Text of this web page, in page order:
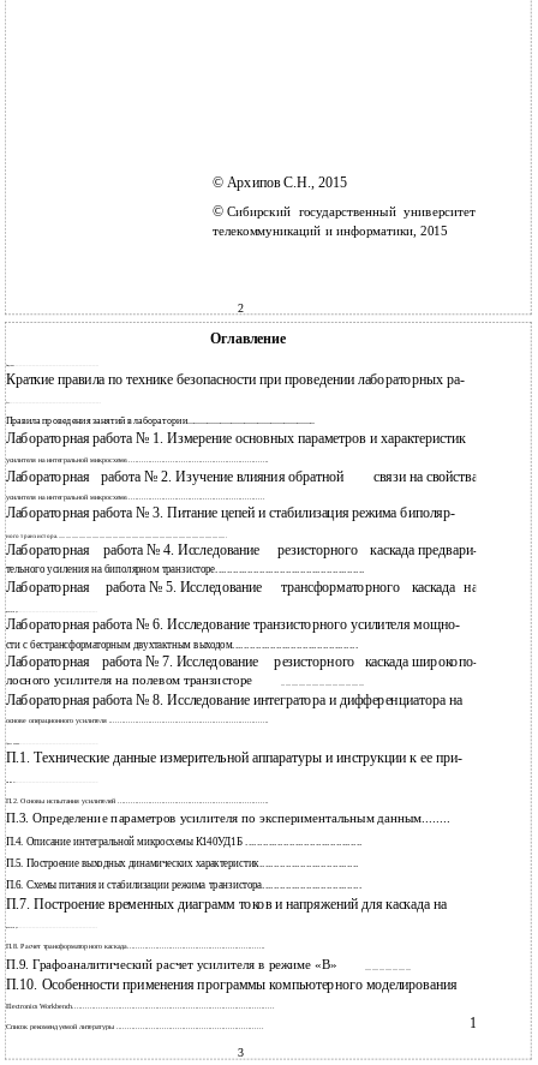
© Архипов С.Н., 2015
© Сибирский государственный университет
телекоммуникаций и информатики, 2015
2
Оглавление
Введение...................................................................................................................
Краткие правила по технике безопасности при проведении лабораторных ра-
Правила проведения занятий в лаборатории..........................................................
Лабораторная работа № 1. Измерение основных параметров и характеристик
усилителя на интегральной микросхеме.................................................................
Лабораторная работа № 2. Изучение влияния обратной связи на свойства
усилителя на интегральной микросхеме...............................................................
Лабораторная работа № 3. Питание цепей и стабилизация режима биполяр-
ного транзистора....................................................................................................................
Лабораторная
работа № 4. Исследование резисторного каскада предвари-
тельного усиления на биполярном транзисторe...................................................
Лабораторная
работа № 5. Исследование трансформаторного каскада на
транзисторе.............................................................................................................
Лабораторная работа № 6. Исследование транзисторного усилителя мощно-
сти с бестрансформаторным двухтактным выходом...........................................
Лабораторная работа № 7. Исследование резисторного каскада широкопо-
лосного усилителя на полевом транзисторе .........................................................
Лабораторная работа № 8. Исследование интегратора и дифференциатора на
основе операционного усилителя .........................................................................
П.1. Технические данные измерительной аппаратуры и инструкции к ее при-
П.2. Основы испытания усилителей .....................................................................
П.3. Определение параметров усилителя по экспериментальным данным........
П.4. Описание интегральной микросхемы К140УД1Б ........................................
П.5. Построение выходных динамических характеристик..................................
П.6. Схемы питания и стабилизации режима транзистора..................................
П.7. Построение временных диаграмм токов и напряжений для каскада на
П.8. Расчет трансформаторного каскада...............................................................
П.9. Графоаналитический расчет усилителя в режиме «В» ................................
П.10. Особенности применения программы компьютерного моделирования
Electronics Workbench............................................................................................
Список рекомендуемой литературы ................................................................... 100
3